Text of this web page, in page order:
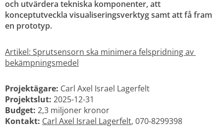
och utvärdera tekniska komponenter, att
konceptutveckla visualiseringsverktyg samt att få fram
en prototyp.
Artikel: Sprutsensorn ska minimera felspridning av
bekämpningsmedel
Projektägare: Carl Axel Israel Lagerfelt
Projektslut: 2025-12-31
Budget: 2,3 miljoner kronor
Kontakt: Carl Axel Israel Lagerfelt, 070-8299398